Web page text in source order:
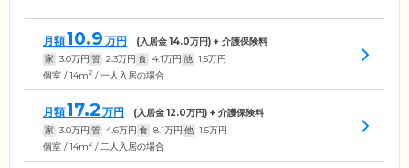
月額10.9 万円 (入居金14.0万円) + 介護保険料
家 3.0万円 管 2.3万円 食 4.1万円 他 1.5万円
個室 / 14m2 / 一人入居の場合
月額17.2 万円 (入居金12.0万円) + 介護保険料
家 3.0万円 管 4.6万円 食 8.1万円 他 1.5万円
個室 / 14m2 / 二人入居の場合